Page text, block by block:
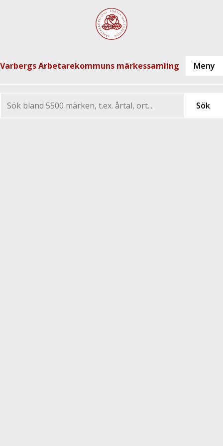
Varbergs Arbetarekommuns märkessamling